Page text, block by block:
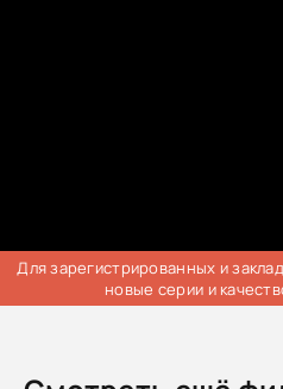
Для зарегистрированных и
новые серии и